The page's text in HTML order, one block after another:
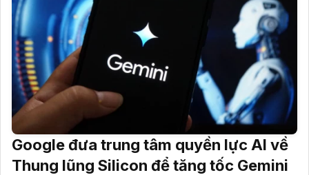
Google đưa trung tâm quyền lực AI về
Thung lũng Silicon để tăng tốc Gemini